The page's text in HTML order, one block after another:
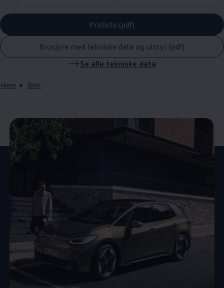
Prisliste (pdf)
Brosjyre med tekniske data og utstyr (pdf)
Se alle tekniske data
Hjem Biler